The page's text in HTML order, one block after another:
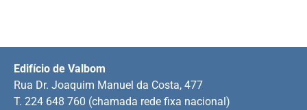
Edifício de Valbom
Rua Dr. Joaquim Manuel da Costa, 477
T. 224 648 760 (chamada rede fixa nacional)